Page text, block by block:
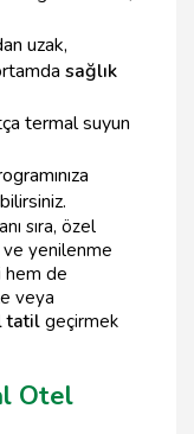
uzak,
sağlık
termal suyun
sıra, özel
yenilenme
hem de
veya
tatil geçirmek
Otel